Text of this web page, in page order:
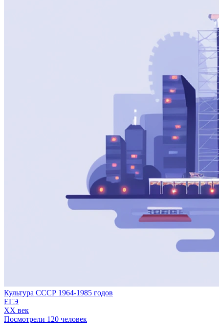
Культура СССР 1964-1985 годов
ЕГЭ
XX век
Посмотрели 120 человек